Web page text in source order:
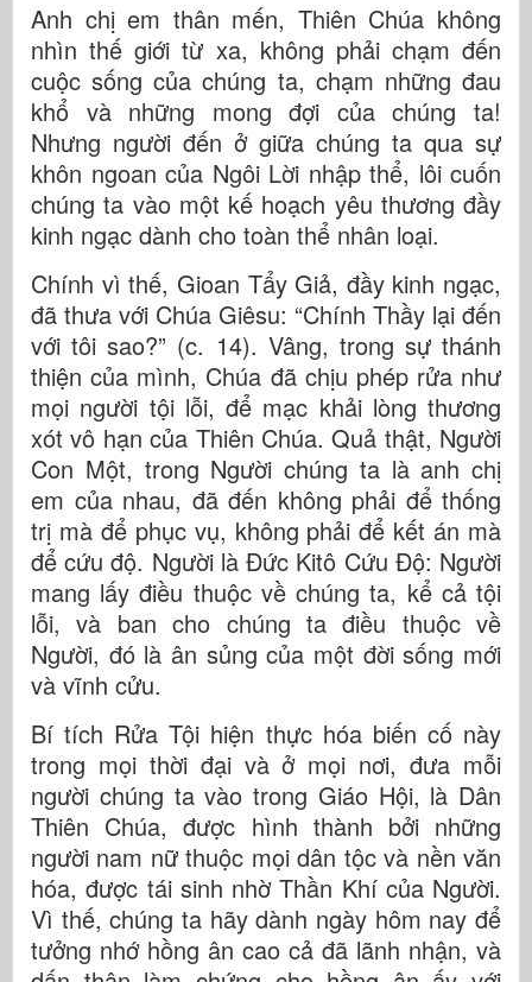
Anh chị em thân mến, Thiên Chúa không
nhìn thế giới từ xa, không phải chạm đến
cuộc sống của chúng ta, chạm những đau
khổ và những mong đợi của chúng ta!
Nhưng người đến ở giữa chúng ta qua sự
khôn ngoan của Ngôi Lời nhập thể, lôi cuốn
chúng ta vào một kế hoạch yêu thương đầy
kinh ngạc dành cho toàn thể nhân loại.
Chính vì thế, Gioan Tẩy Giả, đầy kinh ngạc,
đã thưa với Chúa Giêsu: “Chính Thầy lại đến
với tôi sao?” (c. 14). Vâng, trong sự thánh
thiện của mình, Chúa đã chịu phép rửa như
mọi người tội lỗi, để mạc khải lòng thương
xót vô hạn của Thiên Chúa. Quả thật, Người
Con Một, trong Người chúng ta là anh chị
em của nhau, đã đến không phải để thống
trị mà để phục vụ, không phải để kết án mà
để cứu độ. Người là Đức Kitô Cứu Độ: Người
mang lấy điều thuộc về chúng ta, kể cả tội
lỗi, và ban cho chúng ta điều thuộc về
Người, đó là ân sủng của một đời sống mới
và vĩnh cửu.
Bí tích Rửa Tội hiện thực hóa biến cố này
trong mọi thời đại và ở mọi nơi, đưa mỗi
người chúng ta vào trong Giáo Hội, là Dân
Thiên Chúa, được hình thành bởi những
người nam nữ thuộc mọi dân tộc và nền văn
hóa, được tái sinh nhờ Thần Khí của Người.
Vì thế, chúng ta hãy dành ngày hôm nay để
tưởng nhớ hồng ân cao cả đã lãnh nhận, và